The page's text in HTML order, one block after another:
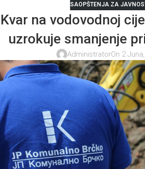
SAOPŠTENJA ZA
Kvar na vodovodnoj
uzrokuje smanjenje
AdministratorOn 2